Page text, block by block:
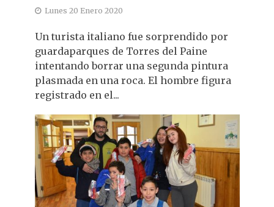
Lunes 20 Enero 2020
Un turista italiano fue sorprendido por
guardaparques de Torres del Paine
intentando borrar una segunda pintura
plasmada en una roca. El hombre figura
registrado en el...